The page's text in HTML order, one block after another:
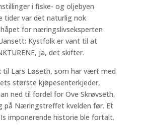
i fiske- og oljebyen
tider var det naturlig nok
for næringslivseksperten
Kystfolk er vant til at
ja, det skifter.
til Lars Løseth, som har vært med
største kjøpesenterkjeder,
ned til fordel for Ove Skrøvseth,
på Næringstreffet kvelden før. Et
imponerende historie ble fortalt.